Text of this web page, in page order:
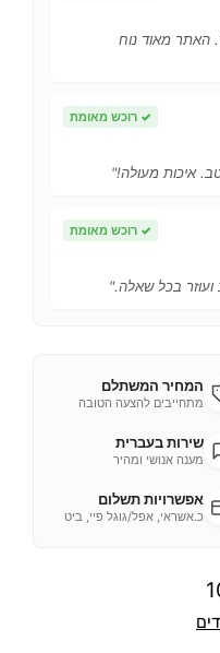
האתר מאוד נוח
✓ רוכש מאומת
איכות מעולה!"
✓ רוכש מאומת
בכל שאלה."
המחיר המשתלם
מתחייבים להצעה הטובה
שירות בעברית
מענה אנושי ומהיר
אפשרויות תשלום
כ.אשראי, אפל/גוגל פיי, ביט